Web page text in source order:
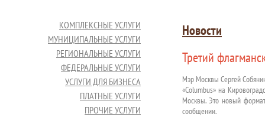
КОМПЛЕКСНЫЕ УСЛУГИ
МУНИЦИПАЛЬНЫЕ УСЛУГИ
РЕГИОНАЛЬНЫЕ УСЛУГИ
ФЕДЕРАЛЬНЫЕ УСЛУГИ
УСЛУГИ ДЛЯ БИЗНЕСА
ПЛАТНЫЕ УСЛУГИ
ПРОЧИЕ УСЛУГИ
Новости
Третий
Мэр Москвы Сергей
«Columbus» на
Москвы. Это новый
сообщении.